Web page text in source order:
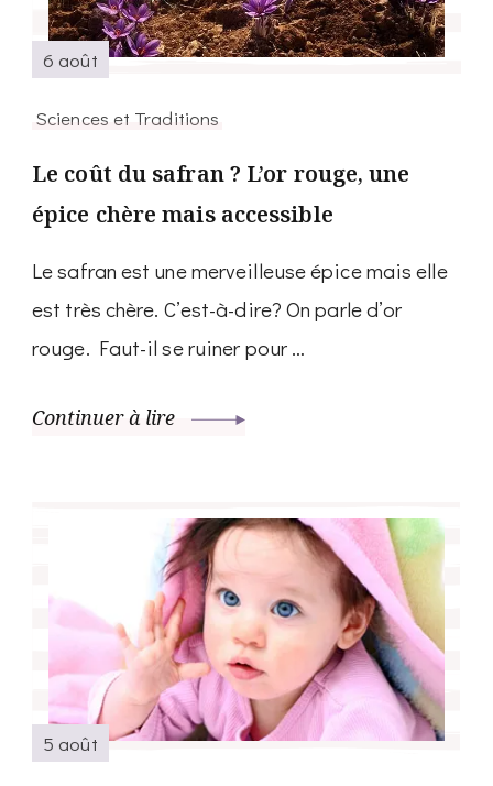
6 août
Sciences et Traditions
Le coût du safran ? L’or rouge, une
épice chère mais accessible
Le safran est une merveilleuse épice mais elle
est très chère. C’est-à-dire? On parle d’or
rouge. Faut-il se ruiner pour …
Continuer à lire
5 août